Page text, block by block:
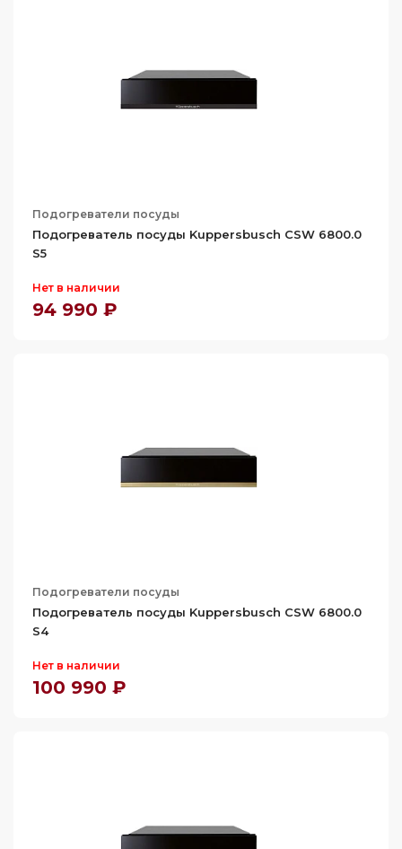
Подогреватели посуды
Подогреватель посуды Kuppersbusch CSW 6800.0
S5
Нет в наличии
94 990 ₽
Подогреватели посуды
Подогреватель посуды Kuppersbusch CSW 6800.0
S4
Нет в наличии
100 990 ₽